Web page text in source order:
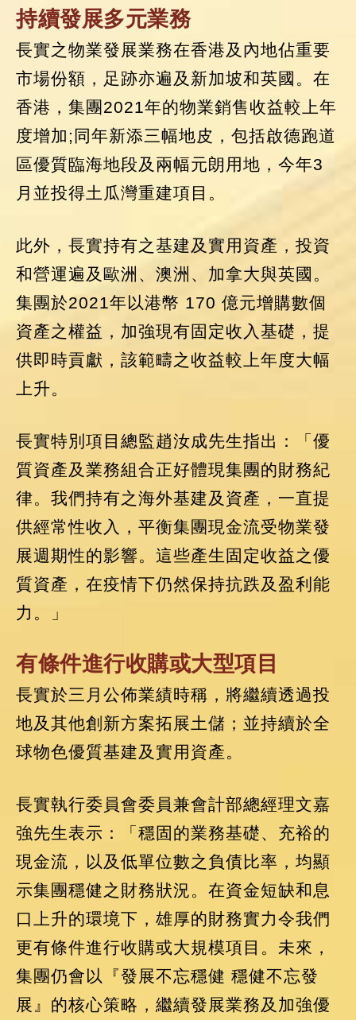
持續發展多元業務
長實之物業發展業務在香港及內地佔重要
市場份額，足跡亦遍及新加坡和英國。在
香港，集團2021年的物業銷售收益較上年
度增加;同年新添三幅地皮，包括啟德跑道
區優質臨海地段及兩幅元朗用地，今年3
月並投得土瓜灣重建項目。
此外，長實持有之基建及實用資產，投資
和營運遍及歐洲、澳洲、加拿大與英國。
集團於2021年以港幣 170 億元增購數個
資產之權益，加強現有固定收入基礎，提
供即時貢獻，該範疇之收益較上年度大幅
上升。
長實特別項目總監趙汝成先生指出：「優
質資產及業務組合正好體現集團的財務紀
律。我們持有之海外基建及資產，一直提
供經常性收入，平衡集團現金流受物業發
展週期性的影響。這些產生固定收益之優
質資產，在疫情下仍然保持抗跌及盈利能
力。」
有條件進行收購或大型項目
長實於三月公佈業績時稱，將繼續透過投
地及其他創新方案拓展土儲；並持續於全
球物色優質基建及實用資產。
長實執行委員會委員兼會計部總經理文嘉
強先生表示：「穩固的業務基礎、充裕的
現金流，以及低單位數之負債比率，均顯
示集團穩健之財務狀況。在資金短缺和息
口上升的環境下，雄厚的財務實力令我們
更有條件進行收購或大規模項目。未來，
集團仍會以『發展不忘穩健 穩健不忘發
展』的核心策略，繼續發展業務及加強優